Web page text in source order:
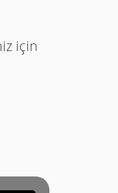
için